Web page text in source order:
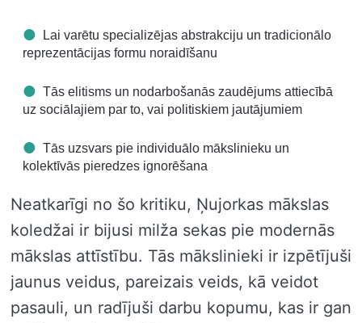
Lai varētu specializējas abstrakciju un tradicionālo
reprezentācijas formu noraidīšanu
Tās elitisms un nodarbošanās zaudējums attiecībā
uz sociālajiem par to, vai politiskiem jautājumiem
Tās uzsvars pie individuālo mākslinieku un
kolektīvās pieredzes ignorēšana
Neatkarīgi no šo kritiku, Ņujorkas mākslas
koledžai ir bijusi milža sekas pie modernās
mākslas attīstību. Tās mākslinieki ir izpētījuši
jaunus veidus, pareizais veids, kā veidot
pasauli, un radījuši darbu kopumu, kas ir gan